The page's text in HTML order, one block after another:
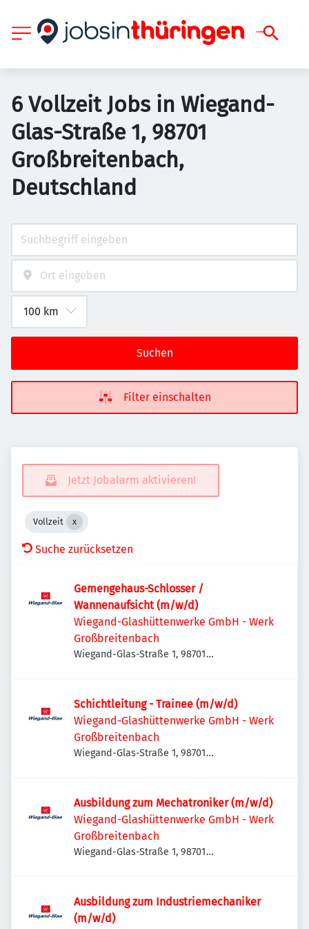
6 Vollzeit Jobs in Wiegand-
Glas-Straße 1, 98701
Großbreitenbach,
Deutschland
Suchen
Filter einschalten
Jetzt Jobalarm aktivieren!
Vollzeit
Suche zurücksetzen
Gemengehaus-Schlosser /
Wannenaufsicht (m/w/d)
Wiegand-Glashüttenwerke GmbH - Werk
Großbreitenbach
Wiegand-Glas-Straße 1, 98701
Schichtleitung - Trainee (m/w/d)
Wiegand-Glashüttenwerke GmbH - Werk
Großbreitenbach
Wiegand-Glas-Straße 1, 98701
Ausbildung zum Mechatroniker (m/w/d)
Wiegand-Glashüttenwerke GmbH - Werk
Großbreitenbach
Wiegand-Glas-Straße 1, 98701
Ausbildung zum Industriemechaniker
(m/w/d)